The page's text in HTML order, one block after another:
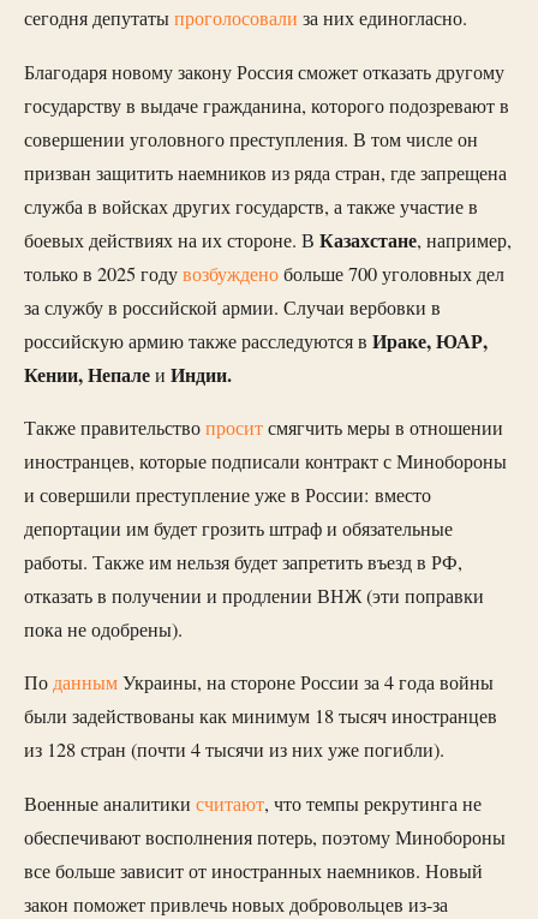
сегодня депутатыпроголосовали за них единогласно.
Благодаря новому закону Россия сможет отказать другому
государству в выдаче гражданина, которого подозревают в
совершении уголовного преступления. В том числе он
призван защитить наемников из ряда стран, где запрещена
служба в войсках других государств, а также участие в
боевых действиях на их стороне. В Казахстане, например,
только в 2025 годувозбужденобольше 700 уголовных дел
за службу в российской армии. Случаи вербовки в
российскую армию также расследуются в Ираке, ЮАР,
Кении, Непалеи Индии.
Также правительствопроситсмягчить меры в отношении
иностранцев, которые подписали контракт с Минобороны
и совершили преступление уже в России: вместо
депортации им будет грозить штраф и обязательные
работы. Также им нельзя будет запретить въезд в РФ,
отказать в получении и продлении ВНЖ (эти поправки
пока не одобрены).
ПоданнымУкраины, на стороне России за 4 года войны
были задействованы как минимум 18 тысяч иностранцев
из 128 стран (почти 4 тысячи из них уже погибли).
Военные аналитики считают, что темпы рекрутинга не
обеспечивают восполнения потерь, поэтому Минобороны
все больше зависит от иностранных наемников. Новый
закон поможет привлечь новых добровольцев из-за